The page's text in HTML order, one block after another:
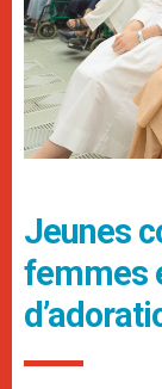
Jeunes
femmes